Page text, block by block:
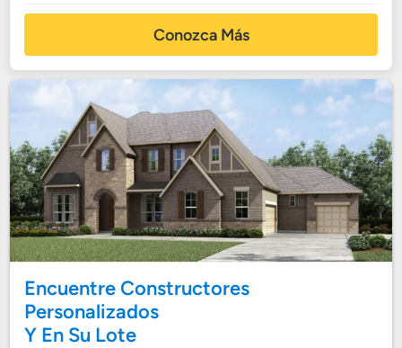
Conozca Más
Encuentre Constructores
Personalizados
Y En Su Lote